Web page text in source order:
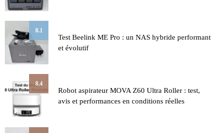
8.1
Test Beelink ME Pro : un NAS hybride performant
et évolutif
8.4
Robot aspirateur MOVA Z60 Ultra Roller : test,
avis et performances en conditions réelles